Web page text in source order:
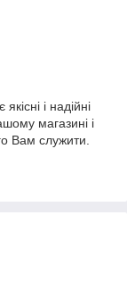
і надійні
магазині і
Вам служити.